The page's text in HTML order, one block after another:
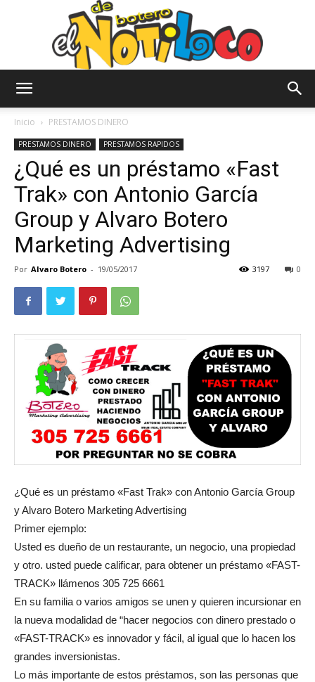
Notiloco
de
Inicio PRESTAMOS DINERO
PRESTAMOS DINERO PRESTAMOS RAPIDOS
¿Qué es un préstamo «Fast
Trak» con Antonio García
Group y Alvaro Botero
Marketing Advertising
Por Alvaro Botero - 19/05/2017 0
3197
¿Qué es un préstamo «Fast Trak» con Antonio García Group
y Alvaro Botero Marketing Advertising
Primer ejemplo:
Usted es dueño de un restaurante, un negocio, una propiedad
y otro. usted puede calificar, para obtener un préstamo «FAST-
TRACK» llámenos 305 725 6661
En su familia o varios amigos se unen y quieren incursionar en
la nueva modalidad de “hacer negocios con dinero prestado o
«FAST-TRACK» es innovador y fácil, al igual que lo hacen los
grandes inversionistas.
Lo más importante de estos préstamos, son las personas que